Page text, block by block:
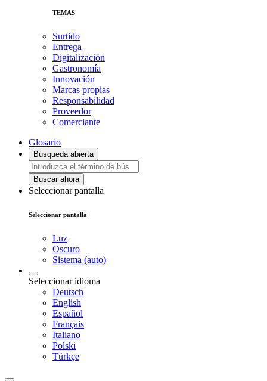
TEMAS
Surtido
Entrega
Digitalización
Gastronomía
Innovación
Marcas propias
Responsabilidad
Proveedor
Comerciante
Glosario
Búsqueda abierta
Buscar ahora
Seleccionar pantalla
Seleccionar pantalla
Luz
Oscuro
Sistema (auto)
Seleccionar idioma
Deutsch
English
Español
Français
Italiano
Polski
Türkçe